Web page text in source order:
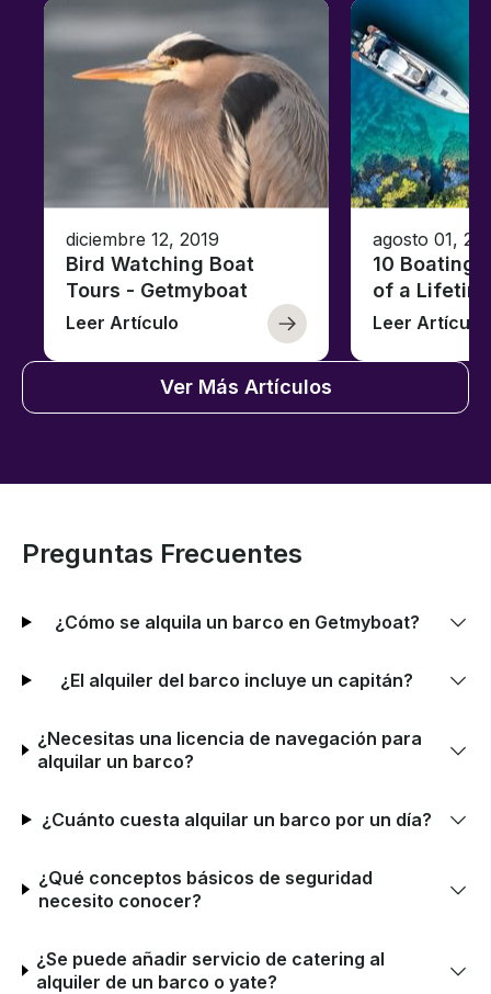
diciembre 12, 2019
Bird Watching Boat
Tours - Getmyboat
Leer Artículo
agosto 01,
10 Boating
of a
Leer Artículo
Ver Más Artículos
Preguntas Frecuentes
¿Cómo se alquila un barco en Getmyboat?
¿El alquiler del barco incluye un capitán?
¿Necesitas una licencia de navegación para
alquilar un barco?
¿Cuánto cuesta alquilar un barco por un día?
¿Qué conceptos básicos de seguridad
necesito conocer?
¿Se puede añadir servicio de catering al
alquiler de un barco o yate?